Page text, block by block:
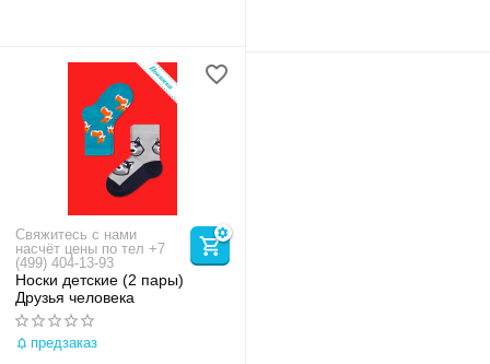
Свяжитесь с нами
насчёт цены по тел +7
(499) 404-13-93
Носки детские (2 пары)
Друзья человека
предзаказ